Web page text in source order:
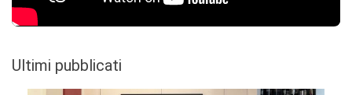
Ultimi pubblicati